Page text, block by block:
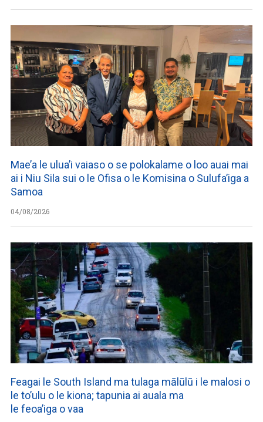
Mae’a le ulua’i vaiaso o se polokalame o loo auai mai
ai i Niu Sila sui o le Ofisa o le Komisina o Sulufa’iga a
Samoa
04/08/2026
Feagai le South Island ma tulaga mālūlū i le malosi o
le to’ulu o le kiona; tapunia ai auala ma
le feoa’iga o vaa